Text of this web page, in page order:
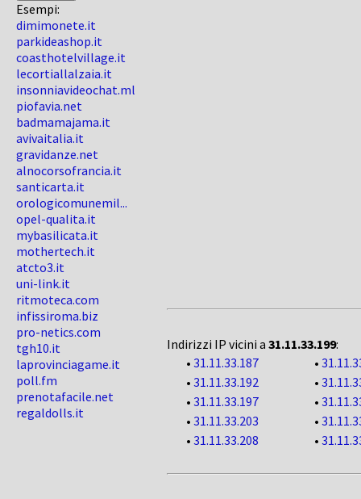
Esempi:
dimimonete.it
parkideashop.it
coasthotelvillage.it
lecortiallalzaia.it
insonniavideochat.ml
piofavia.net
badmamajama.it
avivaitalia.it
gravidanze.net
alnocorsofrancia.it
santicarta.it
orologicomunemil...
opel-qualita.it
mybasilicata.it
mothertech.it
atcto3.it
uni-link.it
ritmoteca.com
infissiroma.biz
pro-netics.com
tgh10.it
laprovinciagame.it
poll.fm
prenotafacile.net
regaldolls.it
Indirizzi IP vicini a 31.11.33.199:
• 31.11.33.187 •
• 31.11.33.192 •
• 31.11.33.197 •
• 31.11.33.203 •
• 31.11.33.208 •